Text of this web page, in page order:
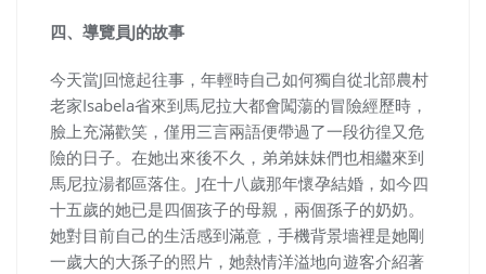
四、導覽員J的故事
今天當J回憶起往事，年輕時自己如何獨自從北部農村
老家Isabela省來到馬尼拉大都會闖蕩的冒險經歷時，
臉上充滿歡笑，僅用三言兩語便帶過了一段彷徨又危
險的日子。在她出來後不久，弟弟妹妹們也相繼來到
馬尼拉湯都區落住。J在十八歲那年懷孕結婚，如今四
十五歲的她已是四個孩子的母親，兩個孫子的奶奶。
她對目前自己的生活感到滿意，手機背景墻裡是她剛
一歲大的大孫子的照片，她熱情洋溢地向遊客介紹著